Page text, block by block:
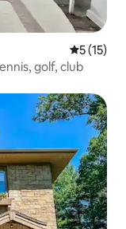
5 (15)
golf, club